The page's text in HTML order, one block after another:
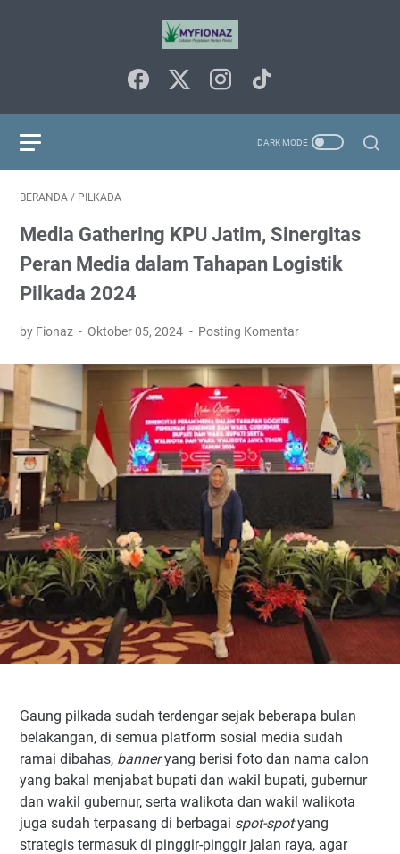
BERANDA / PILKADA
Media Gathering KPU Jatim, Sinergitas
Peran Media dalam Tahapan Logistik
Pilkada 2024
by Fionaz Oktober 05, 2024 Posting Komentar
Gaung pilkada sudah terdengar sejak beberapa bulan
belakangan, di semua platform sosial media sudah
ramai dibahas, banneryang berisi foto dan nama calon
yang bakal menjabat bupati dan wakil bupati, gubernur
dan wakil gubernur, serta walikota dan wakil walikota
juga sudah terpasang di berbagai spot-spotyang
strategis termasuk di pinggir-pinggir jalan raya, agar